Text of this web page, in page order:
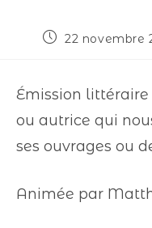
22 novembre
Émission littéraire
ou autrice qui
ses ouvrages ou
Animée par